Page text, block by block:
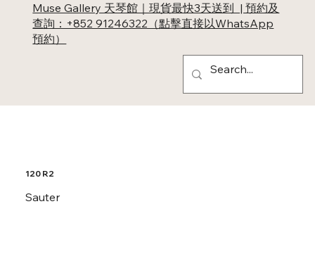
Muse Gallery 天琴館｜現貨最快3天送到 | 預約及
查詢：+852 91246322（點擊直接以WhatsApp
預約）
120 R2
Sauter